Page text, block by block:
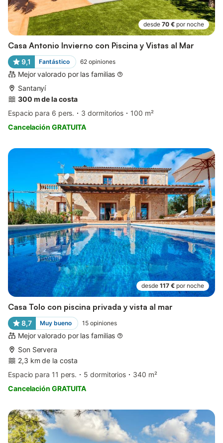
desde 70 € por noche
Casa Antonio Invierno con Piscina y Vistas al Mar
9,1 Fantástico 62 opiniones
Mejor valorado por las familias
Santanyí
300 m de la costa
Espacio para 6 pers.
3 dormitorios
100 m²
Cancelación GRATUITA
desde 117 € por noche
Casa Tolo con piscina privada y vista al mar
8,7 Muy bueno 15 opiniones
Mejor valorado por las familias
Son Servera
2,3 km de la costa
Espacio para 11 pers.
5 dormitorios
340 m²
Cancelación GRATUITA